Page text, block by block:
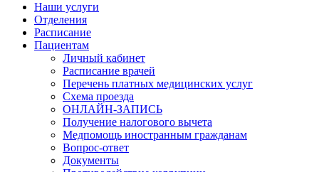
Наши услуги
Отделения
Расписание
Пациентам
Личный кабинет
Расписание врачей
Перечень платных медицинских услуг
Схема проезда
ОНЛАЙН-ЗАПИСЬ
Получение налогового вычета
Медпомощь иностранным гражданам
Вопрос-ответ
Документы